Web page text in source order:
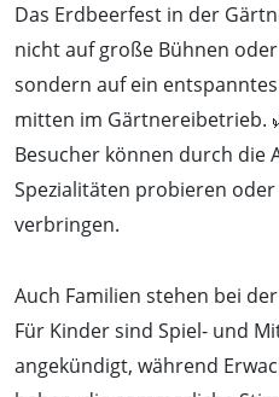
Das Erdbeerfest in der
nicht auf große Bühnen
sondern auf ein
mitten im Gärtnereibetrieb.
Besucher können durch die
Spezialitäten probieren
verbringen.
Auch Familien stehen bei
Für Kinder sind Spiel- und
angekündigt, während